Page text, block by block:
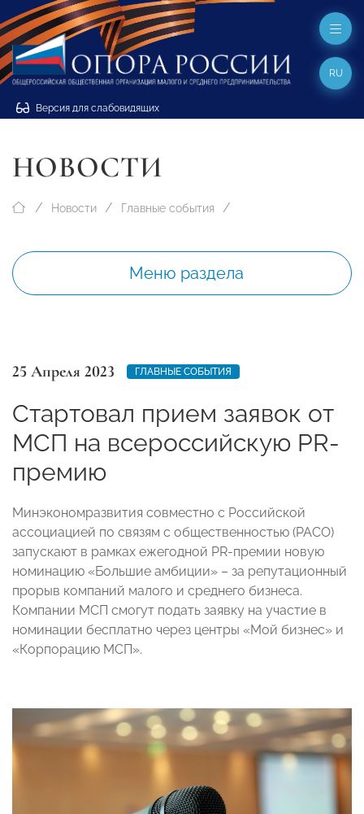
Версия для слабовидящих
RU
НОВОСТИ
Новости Главные события
Меню раздела
25 Апреля 2023 ГЛАВНЫЕ СОБЫТИЯ
Стартовал прием заявок от
МСП на всероссийскую PR-
премию
Минэкономразвития совместно с Российской
ассоциацией по связям с общественностью (РАСО)
запускают в рамках ежегодной PR-премии новую
номинацию «Большие амбиции» – за репутационный
прорыв компаний малого и среднего бизнеса.
Компании МСП смогут подать заявку на участие в
номинации бесплатно через центры «Мой бизнес» и
«Корпорацию МСП».